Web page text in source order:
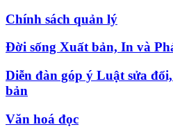
Chính sách quản lý
Đời sống Xuất bản, In và
Diễn đàn góp ý Luật sửa
bản
Văn hoá đọc